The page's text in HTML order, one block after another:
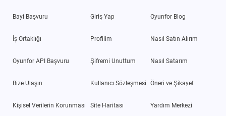
Bayi Başvuru
İş Ortaklığı
Oyunfor API Başvuru
Bize Ulaşın
Kişisel Verilerin Korunması
Giriş Yap
Profilim
Şifremi Unuttum
Kullanıcı Sözleşmesi
Site Haritası
Oyunfor Blog
Nasıl Satın Alırım
Nasıl Satarım
Öneri ve Şikayet
Yardım Merkezi